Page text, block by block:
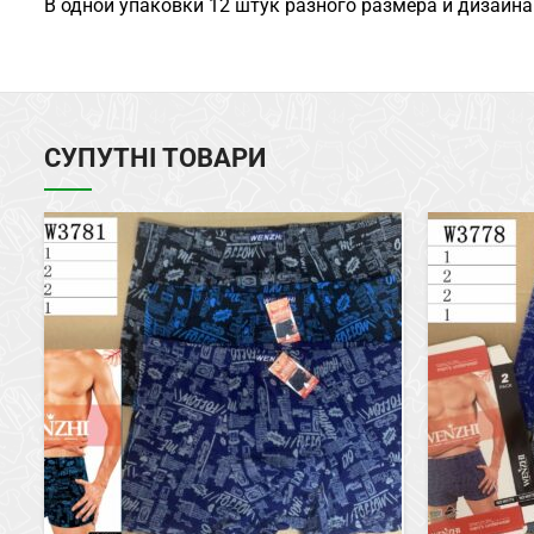
В одной упаковки 12 штук разного размера и
СУПУТНІ ТОВАРИ